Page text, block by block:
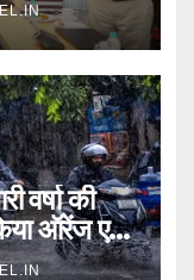
वर्षा की
ऑरेंज एवं